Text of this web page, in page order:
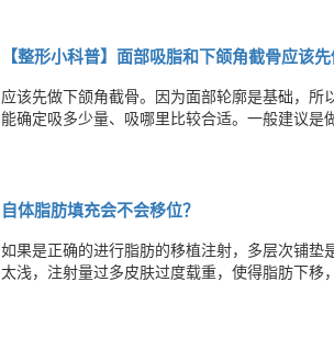
【整形小科普】面部吸脂和下颌角截骨应该先
应该先做下颌角截骨。因为面部轮廓是基础，
能确定吸多少量、吸哪里比较合适。一般建议是
自体脂肪填充会不会移位？
如果是正确的进行脂肪的移植注射，多层次铺垫是不会出现移位的情况。 如果做
太浅，注射量过多皮肤过度载重，使得脂肪下移，一般出现